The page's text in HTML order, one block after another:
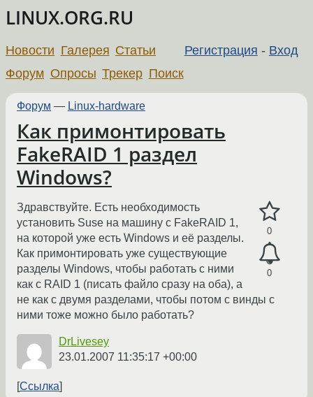
LINUX.ORG.RU
Регистрация - Вход
Новости Галерея Статьи
Форум Опросы Трекер Поиск
Форум — Linux-hardware
Как примонтировать
FakeRAID 1 раздел
Windows?
0
0
Здравствуйте. Есть необходимость
установить Suse на машину с FakeRAID 1,
на которой уже есть Windows и её разделы.
Как примонтировать уже существующие
разделы Windows, чтобы работать с ними
как с RAID 1 (писать файло сразу на оба), а
не как с двумя разделами, чтобы потом с винды с
ними тоже можно было работать?
DrLivesey
23.01.2007 11:35:17 +00:00
Ссылка